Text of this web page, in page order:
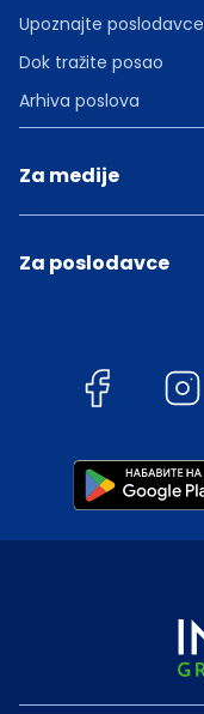
Upoznajte poslodavce
Dok tražite posao
Arhiva poslova
Za medije
Za poslodavce